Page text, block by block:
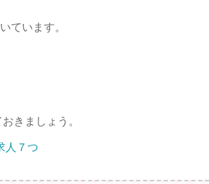
ています。
きましょう。
人７つ